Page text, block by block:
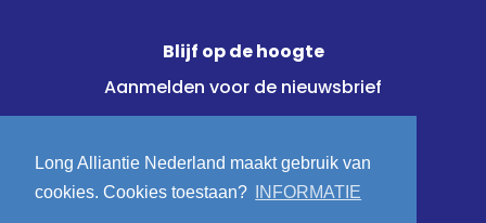
Long Alliantie Nederland maakt gebruik van
cookies. Cookies toestaan?
INFORMATIE
Blijf op de hoogte
Aanmelden voor de nieuwsbrief
Volg ons op: